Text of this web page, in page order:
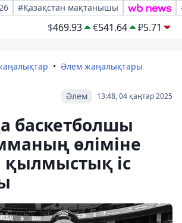
#Қазақстан мақтанышы
$469.93 €541.64 ₽5.71
Әлем жаңалықтары
13:48, 04 қаңтар 2025
Әлем
баскетболшы
өліміне
қылмыстық іс